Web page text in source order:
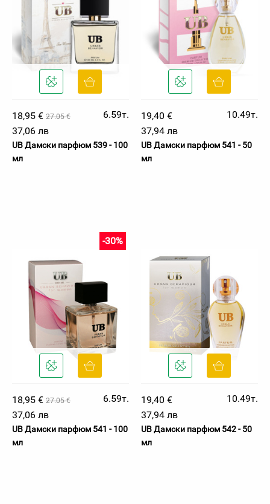
18,95 € 27.05 €
6.59т.
37,06 лв
UB Дамски парфюм 539 - 100
мл
19,40 €
10.49т.
37,94 лв
UB Дамски парфюм 541 - 50
мл
18,95 € 27.05 €
-30%
6.59т.
37,06 лв
UB Дамски парфюм 541 - 100
мл
19,40 €
10.49т.
37,94 лв
UB Дамски парфюм 542 - 50
мл